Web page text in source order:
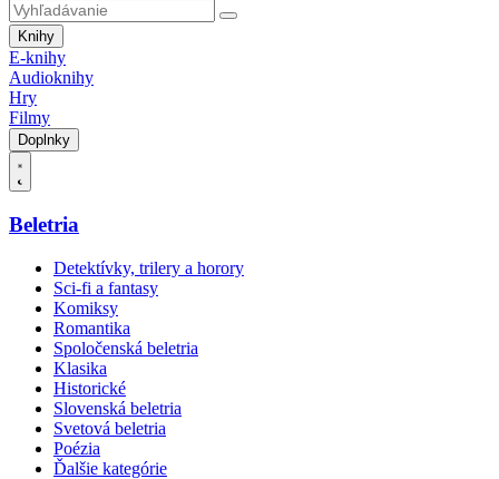
Knihy
E-knihy
Audioknihy
Hry
Filmy
Doplnky
Beletria
Detektívky, trilery a horory
Sci-fi a fantasy
Komiksy
Romantika
Spoločenská beletria
Klasika
Historické
Slovenská beletria
Svetová beletria
Poézia
Ďalšie kategórie